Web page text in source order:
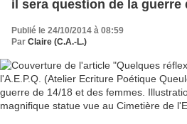
il sera question de la guerre
magnifique statue vue au
Publié le 24/10/2014 à 08:59
Par Claire (C.A.-L.)